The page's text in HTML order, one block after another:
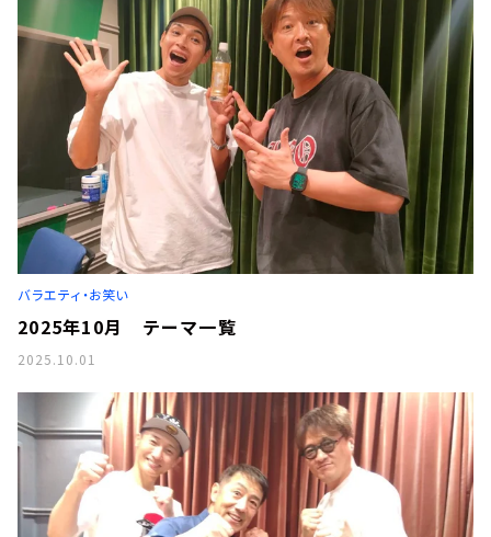
バラエティ・お笑い
2025年10月 テーマ一覧
2025.10.01